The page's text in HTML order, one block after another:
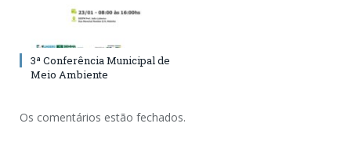
3ª Conferência Municipal de
Meio Ambiente
Os comentários estão fechados.